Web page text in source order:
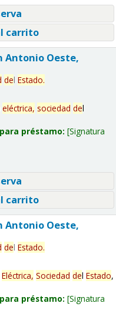
carrito
Antonio Oeste,
del Estado.
eléctrica, sociedad del
préstamo: Signatura
carrito
Antonio Oeste,
del Estado.
Eléctrica, Sociedad del Estado,
préstamo: Signatura